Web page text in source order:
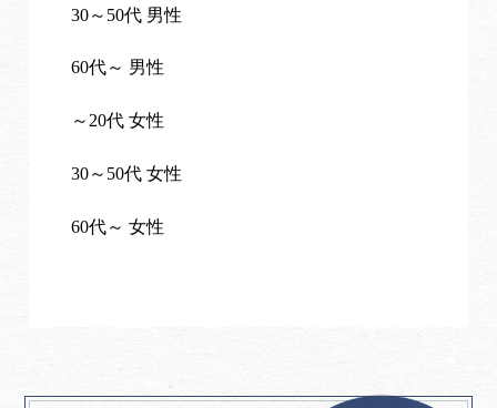
30～50代 男性
60代～ 男性
～20代 女性
30～50代 女性
60代～ 女性